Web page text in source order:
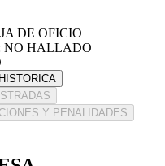
DE OFICIO
NO HALLADO
Y PENALIDADES